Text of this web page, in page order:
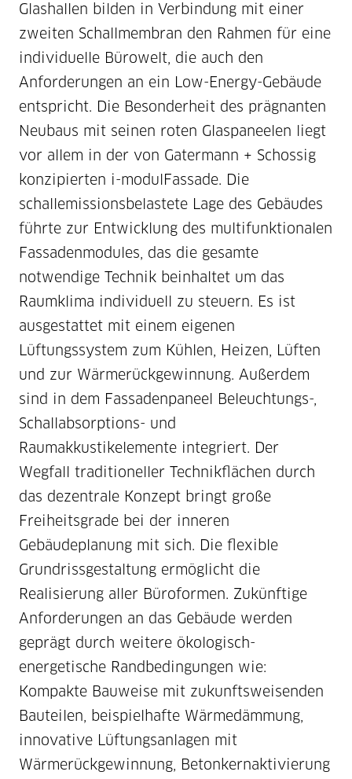
Glashallen bilden in Verbindung mit einer
zweiten Schallmembran den Rahmen für eine
individuelle Bürowelt, die auch den
Anforderungen an ein Low-Energy-Gebäude
entspricht. Die Besonderheit des prägnanten
Neubaus mit seinen roten Glaspaneelen liegt
vor allem in der von Gatermann + Schossig
konzipierten i-modulFassade. Die
schallemissionsbelastete Lage des Gebäudes
führte zur Entwicklung des multifunktionalen
Fassadenmodules, das die gesamte
notwendige Technik beinhaltet um das
Raumklima individuell zu steuern. Es ist
ausgestattet mit einem eigenen
Lüftungssystem zum Kühlen, Heizen, Lüften
und zur Wärmerückgewinnung. Außerdem
sind in dem Fassadenpaneel Beleuchtungs-,
Schallabsorptions- und
Raumakkustikelemente integriert. Der
Wegfall traditioneller Technikflächen durch
das dezentrale Konzept bringt große
Freiheitsgrade bei der inneren
Gebäudeplanung mit sich. Die flexible
Grundrissgestaltung ermöglicht die
Realisierung aller Büroformen. Zukünftige
Anforderungen an das Gebäude werden
geprägt durch weitere ökologisch-
energetische Randbedingungen wie:
Kompakte Bauweise mit zukunftsweisenden
Bauteilen, beispielhafte Wärmedämmung,
innovative Lüftungsanlagen mit
Wärmerückgewinnung, Betonkernaktivierung